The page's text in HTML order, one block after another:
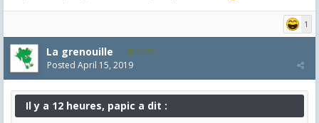
1
La grenouille 3,271
Posted April 15, 2019
Il y a 12 heures, papic a dit :